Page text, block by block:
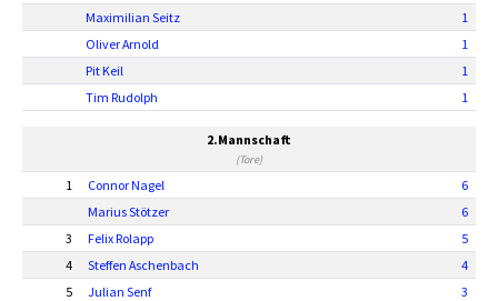
Maximilian Seitz
1
Oliver Arnold
1
Pit Keil
1
Tim Rudolph
1
2.Mannschaft
(Tore)
1 Connor Nagel
6
Marius Stötzer
6
3
Felix Rolapp
5
4
Steffen Aschenbach
4
5
Julian Senf
3